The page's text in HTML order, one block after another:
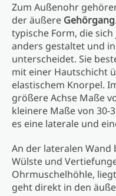
Zum Außenohr
der äußere Gehörgang
typische Form, die
anders gestaltet und
unterscheidet. Sie
mit einer Hautschicht
elastischem Knorpel.
größere Achse Maße
kleinere Maße von
es eine laterale und
An der lateralen Wand
Wülste und
Ohrmuschelhöhle,
geht direkt in den